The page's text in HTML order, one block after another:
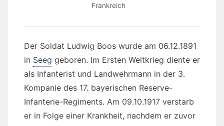
Frankreich
Der Soldat Ludwig Boos wurde am 06.12.1891
in Seeg geboren. Im Ersten Weltkrieg diente er
als Infanterist und Landwehrmann in der 3.
Kompanie des 17. bayerischen Reserve-
Infanterie-Regiments. Am 09.10.1917 verstarb
er in Folge einer Krankheit, nachdem er zuvor